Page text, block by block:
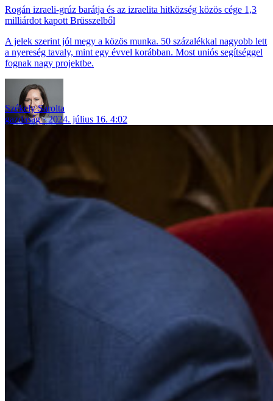
Rogán izraeli-grúz barátja és az izraelita hitközség közös cége 1,3
milliárdot kapott Brüsszelből
A jelek szerint jól megy a közös munka. 50 százalékkal nagyobb lett
a nyereség tavaly, mint egy évvel korábban. Most uniós segítséggel
fognak nagy projektbe.
Székely Sarolta
gazdaság
2024. július 16. 4:02